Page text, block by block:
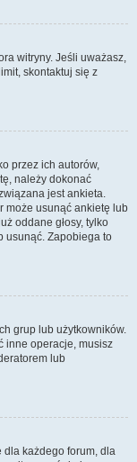
witryny. Jeśli uważasz,
skontaktuj się z
przez ich autorów,
należy dokonać
jest ankieta.
może usunąć ankietę lub
oddane głosy, tylko
usunąć. Zapobiega to
grup lub użytkowników.
inne operacje, musisz
lub
dla każdego forum, dla